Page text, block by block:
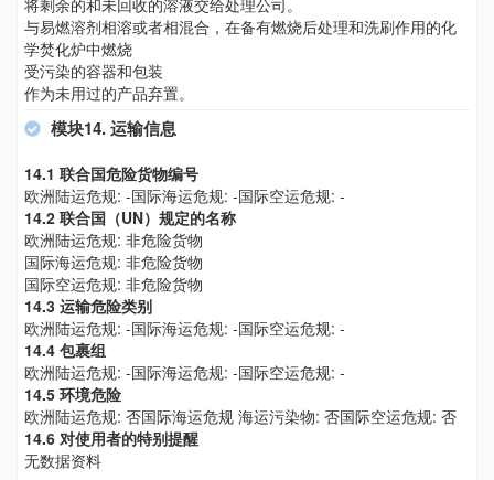
将剩余的和未回收的溶液交给处理公司。
与易燃溶剂相溶或者相混合，在备有燃烧后处理和洗刷作用的化
学焚化炉中燃烧
受污染的容器和包装
作为未用过的产品弃置。
模块14. 运输信息
14.1 联合国危险货物编号
欧洲陆运危规: -国际海运危规: -国际空运危规: -
14.2 联合国（UN）规定的名称
欧洲陆运危规: 非危险货物
国际海运危规: 非危险货物
国际空运危规: 非危险货物
14.3 运输危险类别
欧洲陆运危规: -国际海运危规: -国际空运危规: -
14.4 包裹组
欧洲陆运危规: -国际海运危规: -国际空运危规: -
14.5 环境危险
欧洲陆运危规: 否国际海运危规 海运污染物: 否国际空运危规: 否
14.6 对使用者的特别提醒
无数据资料